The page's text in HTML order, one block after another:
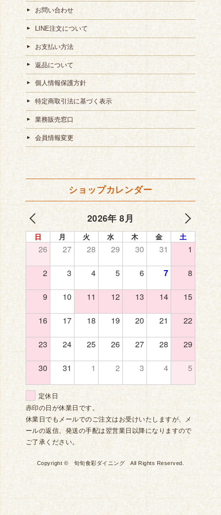
お問い合わせ
LINE注文について
お支払い方法
返品について
個人情報保護方針
特定商取引法に基づく表示
業務販売窓口
会員情報変更
ショップカレンダー
2026年 8月
日 月 火 水 木 金 土
26 27 28 29 30 31 1
2 3 4 5 6 7 8
9 10 11 12 13 14 15
16 17 18 19 20 21 22
23 24 25 26 27 28 29
30 31 1 2 3 4 5
定休日
赤印の日が休業日です。
休業日でもメールでのご注文はお受けいたしますが、メ
ールの返信、発送の手配は翌営業日以降になりますので
ご了承ください。
Copyright © 旬旬食彩ダイニング All Rights Reserved.